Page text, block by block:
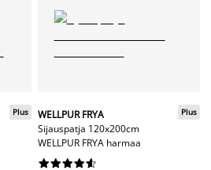
Plus
WELLPUR FRYA
Sijauspatja 120x200cm
WELLPUR FRYA harmaa
Plus





